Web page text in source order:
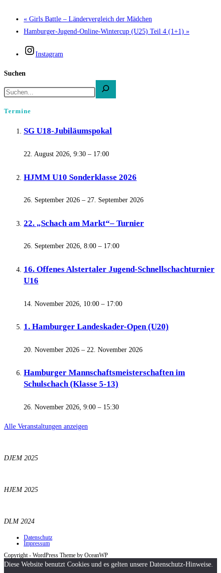
« Girls Battle – Ländervergleich der Mädchen
Hamburger-Jugend-Online-Wintercup (U25) Teil 4 (1+1) »
Instagram
Suchen
Termine
SG U18-Jubiläumspokal
22. August 2026, 9:30 – 17:00
HJMM U10 Sonderklasse 2026
26. September 2026 – 27. September 2026
22. „Schach am Markt“– Turnier
26. September 2026, 8:00 – 17:00
16. Offenes Alstertaler Jugend-Schnellschachturnier
U16
14. November 2026, 10:00 – 17:00
1. Hamburger Landeskader-Open (U20)
20. November 2026 – 22. November 2026
Hamburger Mannschaftsmeisterschaften im
Schulschach (Klasse 5-13)
26. November 2026, 9:00 – 15:30
Alle Veranstaltungen anzeigen
DJEM 2025
HJEM 2025
DLM 2024
Datenschutz
Impressum
Copyright - WordPress Theme by OceanWP
Diese Website benutzt Cookies und es gelten unsere Datenschutz-Hinweise.